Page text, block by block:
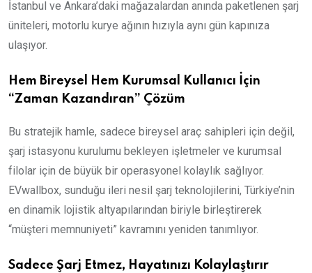
İstanbul ve Ankara’daki mağazalardan anında paketlenen şarj
üniteleri, motorlu kurye ağının hızıyla aynı gün kapınıza
ulaşıyor.
Hem Bireysel Hem Kurumsal Kullanıcı İçin
“Zaman Kazandıran” Çözüm
Bu stratejik hamle, sadece bireysel araç sahipleri için değil,
şarj istasyonu kurulumu bekleyen işletmeler ve kurumsal
filolar için de büyük bir operasyonel kolaylık sağlıyor.
EVwallbox, sunduğu ileri nesil şarj teknolojilerini, Türkiye’nin
en dinamik lojistik altyapılarından biriyle birleştirerek
“müşteri memnuniyeti” kavramını yeniden tanımlıyor.
Sadece Şarj Etmez, Hayatınızı Kolaylaştırır